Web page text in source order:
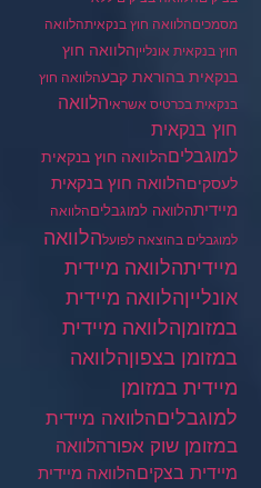
מסמכיםהלוואה חוץ בנקאיתהלוואה
חוץ בנקאית אונלייןהלוואה חוץ
בנקאית בהוראת קבעהלוואה חוץ
בנקאית בכרטיס אשראיהלוואה
חוץ בנקאית
למוגבליםהלוואה חוץ בנקאית
לעסקיםהלוואה חוץ בנקאית
מיידיתהלוואה למוגבליםהלוואה
למוגבלים בהוצאה לפועלהלוואה
מיידיתהלוואה מיידית
אונלייןהלוואה מיידית
במזומןהלוואה מיידית
במזומן בצפוןהלוואה
מיידית במזומן
למוגבליםהלוואה מיידית
במזומן שוק אפורהלוואה
מיידית בצקיםהלוואה מיידית